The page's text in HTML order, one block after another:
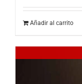
Añadir al carrito